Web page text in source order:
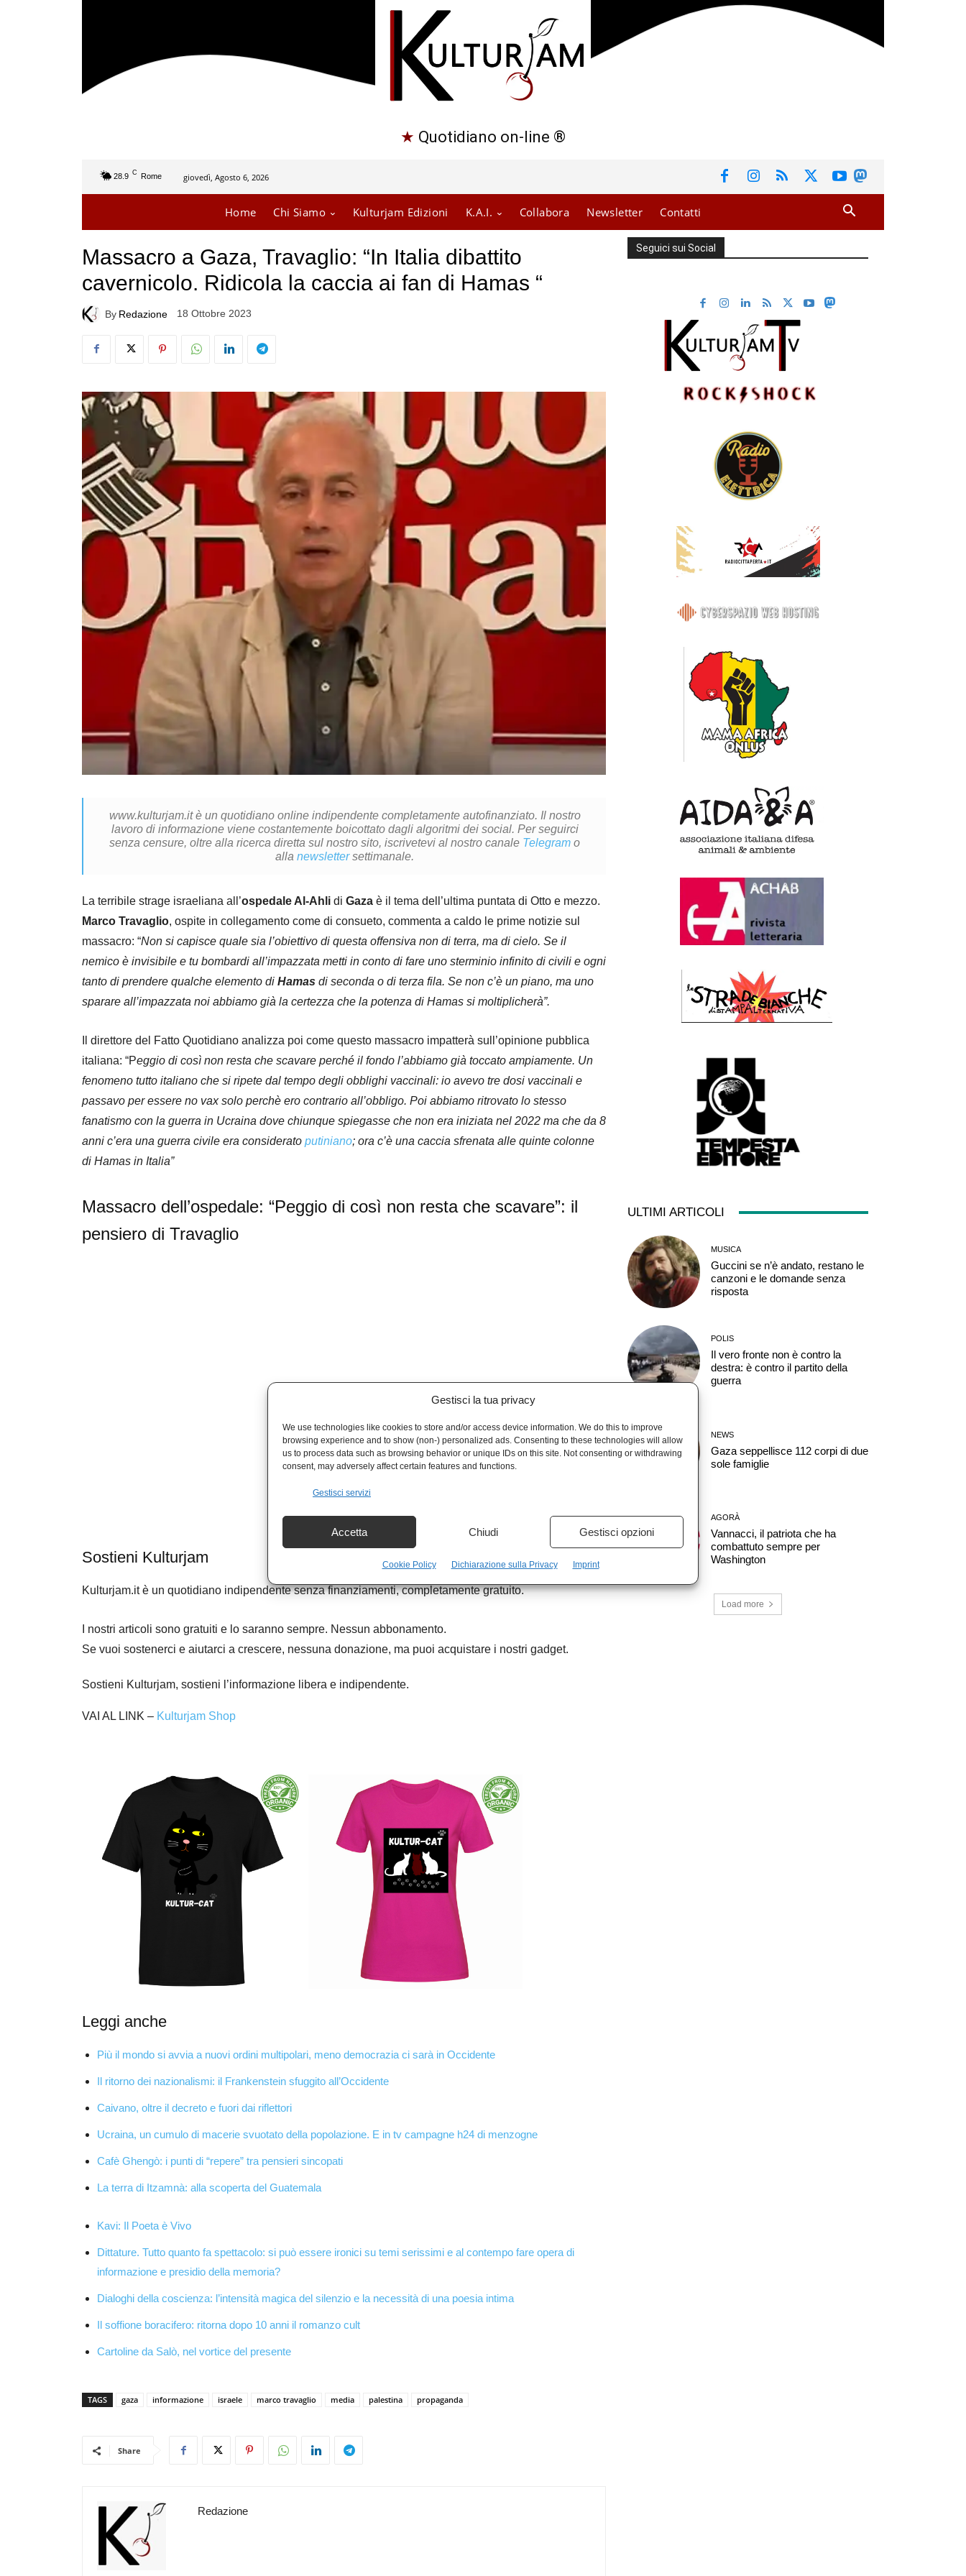
Gestisci la tua privacy
We use technologies like cookies to store and/or access device information. We do this to improve
browsing experience and to show (non-) personalized ads. Consenting to these technologies will allow
us to process data such as browsing behavior or unique IDs on this site. Not consenting or withdrawing
consent, may adversely affect certain features and functions.
Gestisci servizi
Accetta Chiudi Gestisci opzioni
Cookie Policy Dichiarazione sulla Privacy Imprint
★ Quotidiano on-line ®
28.9 C Rome giovedì, Agosto 6, 2026
Home Chi Siamo Kulturjam Edizioni K.A.I. Collabora Newsletter Contatti
Massacro a Gaza, Travaglio: “In Italia dibattito
cavernicolo. Ridicola la caccia ai fan di Hamas “
By Redazione 18 Ottobre 2023
www.kulturjam.it è un quotidiano online indipendente completamente autofinanziato. Il nostro
lavoro di informazione viene costantemente boicottato dagli algoritmi dei social. Per seguirci
senza censure, oltre alla ricerca diretta sul nostro sito, iscrivetevi al nostro canale Telegram o
allanewslettersettimanale.
La terribile strage israeliana all’ospedale Al-Ahli di Gaza è il tema dell’ultima puntata di Otto e mezzo.
Marco Travaglio, ospite in collegamento come di consueto, commenta a caldo le prime notizie sul
massacro: “Non si capisce quale sia l’obiettivo di questa offensiva non di terra, ma di cielo. Se il
nemico è invisibile e tu bombardi all’impazzata metti in conto di fare uno sterminio infinito di civili e ogni
tanto di prendere qualche elemento di Hamas di seconda o di terza fila. Se non c’è un piano, ma uno
sparare all’impazzata noi abbiamo già la certezza che la potenza di Hamas si moltiplicherà”.
Il direttore del Fatto Quotidiano analizza poi come questo massacro impatterà sull’opinione pubblica
italiana: “Peggio di così non resta che scavare perché il fondo l’abbiamo già toccato ampiamente. Un
fenomeno tutto italiano che si ripete dal tempo degli obblighi vaccinali: io avevo tre dosi vaccinali e
passavo per essere no vax solo perchè ero contrario all’obbligo. Poi abbiamo ritrovato lo stesso
fanatismo con la guerra in Ucraina dove chiunque spiegasse che non era iniziata nel 2022 ma che da 8
anni c’era una guerra civile era considerato putiniano; ora c’è una caccia sfrenata alle quinte colonne
di Hamas in Italia”
Massacro dell’ospedale: “Peggio di così non resta che scavare”: il
pensiero di Travaglio
Sostieni Kulturjam
Kulturjam.it è un quotidiano indipendente senza finanziamenti, completamente gratuito.
I nostri articoli sono gratuiti e lo saranno sempre. Nessun abbonamento.
Se vuoi sostenerci e aiutarci a crescere, nessuna donazione, ma puoi acquistare i nostri gadget.
Sostieni Kulturjam, sostieni l’informazione libera e indipendente.
VAI AL LINK – Kulturjam Shop
Leggi anche
Più il mondo si avvia a nuovi ordini multipolari, meno democrazia ci sarà in Occidente
Il ritorno dei nazionalismi: il Frankenstein sfuggito all’Occidente
Caivano, oltre il decreto e fuori dai riflettori
Ucraina, un cumulo di macerie svuotato della popolazione. E in tv campagne h24 di menzogne
Cafè Ghengò: i punti di “repere” tra pensieri sincopati
La terra di Itzamnà: alla scoperta del Guatemala
Kavi: Il Poeta è Vivo
Dittature. Tutto quanto fa spettacolo: si può essere ironici su temi serissimi e al contempo fare opera di
informazione e presidio della memoria?
Dialoghi della coscienza: l’intensità magica del silenzio e la necessità di una poesia intima
Il soffione boracifero: ritorna dopo 10 anni il romanzo cult
Cartoline da Salò, nel vortice del presente
TAGS gaza informazione israele marco travaglio media palestina propaganda
Share
Redazione
Seguici sui Social
ULTIMI ARTICOLI
MUSICA
Guccini se n’è andato, restano le
canzoni e le domande senza
risposta
POLIS
Il vero fronte non è contro la
destra: è contro il partito della
guerra
NEWS
Gaza seppellisce 112 corpi di due
sole famiglie
AGORÀ
Vannacci, il patriota che ha
combattuto sempre per
Washington
Load more